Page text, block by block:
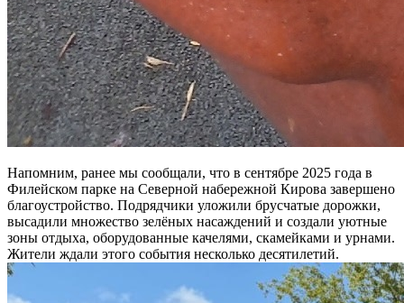
Напомним, ранее мы сообщали, что в сентябре 2025 года в
Филейском парке на Северной набережной Кирова завершено
благоустройство. Подрядчики уложили брусчатые дорожки,
высадили множество зелёных насаждений и создали уютные
зоны отдыха, оборудованные качелями, скамейками и урнами.
Жители ждали этого события несколько десятилетий.